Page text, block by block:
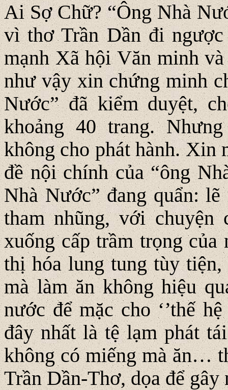
Ai Sợ Chữ? “Ông Nhà
vì thơ Trần Dần đi
mạnh Xã hội Văn minh
như vậy xin chứng minh
Nước” đã kiểm duyệt,
khoảng 40 trang.
không cho phát hành. Xin
đề nội chính của “ông
Nhà Nước” đang quẩn:
tham nhũng, với
xuống cấp trầm trọng
thị hóa lung tung tùy
mà làm ăn không hiệu
nước để mặc cho ‘’thế
đây nhất là tệ lạm phát
không có miếng mà ăn…
Trần Dần-Thơ, dọa để